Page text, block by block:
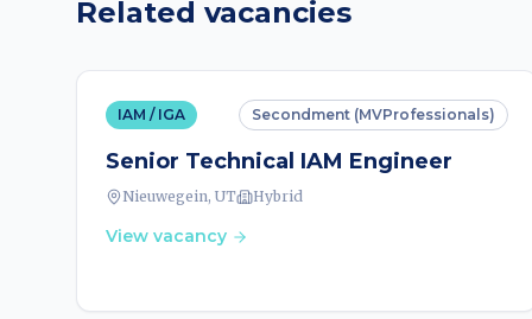
Related vacancies
IAM / IGA Secondment (MVProfessionals)
Senior Technical IAM Engineer
Nieuwegein, UT Hybrid
View vacancy